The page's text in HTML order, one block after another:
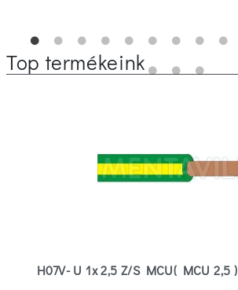
Top termékeink
H07V- U 1x 2,5 Z/S MCU( MCU 2,5 )